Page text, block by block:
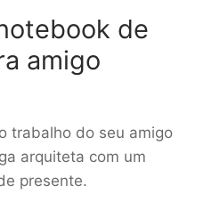
de
amigo
trabalho do seu amigo
arquiteta com um
presente.